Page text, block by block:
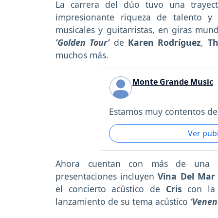
La carrera del dúo tuvo una
impresionante riqueza de talento y
musicales y guitarristas, en giras
’Golden Tour’de Karen Rodríguez,
muchos más.
Monte Grande Music
Estamos muy contentos
Ver
Ahora cuentan con más de una
presentaciones incluyenVina Del
el concierto acústico de Cris con la
lanzamiento de su tema acústico